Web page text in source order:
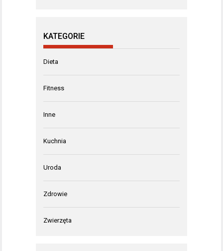
KATEGORIE
Dieta
Fitness
Inne
Kuchnia
Uroda
Zdrowie
Zwierzęta